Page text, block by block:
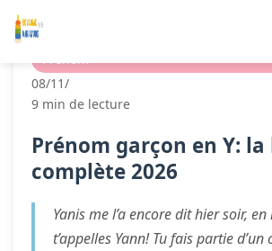
Prénom
08/11/
9 min de lecture
Prénom garçon en Y:
complète 2026
Yanis me l’a encore dit hier soir,
t’appelles Yann! Tu fais partie